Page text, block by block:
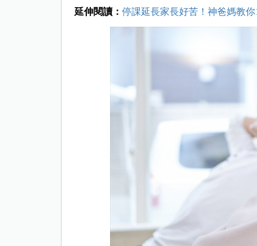
延伸閱讀： 停課延長家長好苦！神爸媽教